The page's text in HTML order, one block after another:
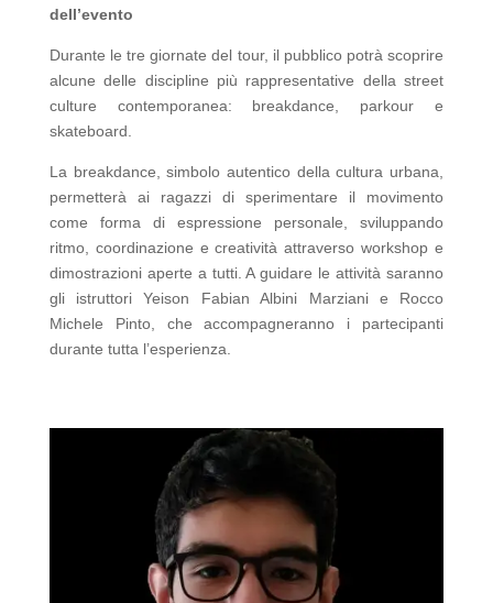
dell’evento
Durante le tre giornate del tour, il pubblico potrà scoprire
alcune delle discipline più rappresentative della street
culture contemporanea: breakdance, parkour e
skateboard.
La breakdance, simbolo autentico della cultura urbana,
permetterà ai ragazzi di sperimentare il movimento
come forma di espressione personale, sviluppando
ritmo, coordinazione e creatività attraverso workshop e
dimostrazioni aperte a tutti. A guidare le attività saranno
gli istruttori Yeison Fabian Albini Marziani e Rocco
Michele Pinto, che accompagneranno i partecipanti
durante tutta l’esperienza.